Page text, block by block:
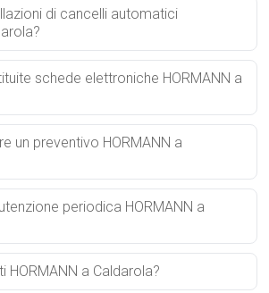
di cancelli automatici
schede elettroniche HORMANN a
un preventivo HORMANN a
periodica HORMANN a
HORMANN a Caldarola?